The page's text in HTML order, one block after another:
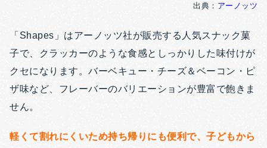
出典： アーノッツ
「Shapes」はアーノッツ社が販売する人気スナック菓
子で、クラッカーのような食感としっかりした味付けが
クセになります。バーベキュー・チーズ＆ベーコン・ピ
ザ味など、フレーバーのバリエーションが豊富で飽きま
せん。
軽くて割れにくいため持ち帰りにも便利で、子どもから